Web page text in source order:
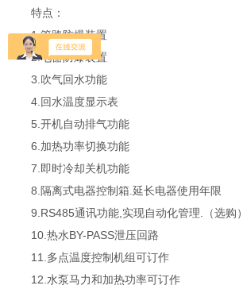
特点：
1.管路防爆装置
2.电器防爆装置
3.吹气回水功能
4.回水温度显示表
5.开机自动排气功能
6.加热功率切换功能
7.即时冷却关机功能
8.隔离式电器控制箱.延长电器使用年限
9.RS485通讯功能,实现自动化管理.（选购）
10.热水BY-PASS泄压回路
11.多点温度控制机组可订作
12.水泵马力和加热功率可订作